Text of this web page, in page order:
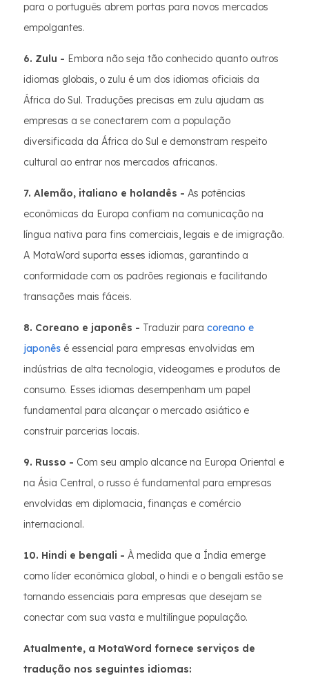
para o português abrem portas para novos mercados
empolgantes.
6. Zulu - Embora não seja tão conhecido quanto outros
idiomas globais, o zulu é um dos idiomas oficiais da
África do Sul. Traduções precisas em zulu ajudam as
empresas a se conectarem com a população
diversificada da África do Sul e demonstram respeito
cultural ao entrar nos mercados africanos.
7. Alemão, italiano e holandês - As potências
econômicas da Europa confiam na comunicação na
língua nativa para fins comerciais, legais e de imigração.
A MotaWord suporta esses idiomas, garantindo a
conformidade com os padrões regionais e facilitando
transações mais fáceis.
8. Coreano e japonês - Traduzir para coreano e
japonês é essencial para empresas envolvidas em
indústrias de alta tecnologia, videogames e produtos de
consumo. Esses idiomas desempenham um papel
fundamental para alcançar o mercado asiático e
construir parcerias locais.
9. Russo - Com seu amplo alcance na Europa Oriental e
na Ásia Central, o russo é fundamental para empresas
envolvidas em diplomacia, finanças e comércio
internacional.
10. Hindi e bengali - À medida que a Índia emerge
como líder econômica global, o hindi e o bengali estão se
tornando essenciais para empresas que desejam se
conectar com sua vasta e multilíngue população.
Atualmente, a MotaWord fornece serviços de
tradução nos seguintes idiomas: